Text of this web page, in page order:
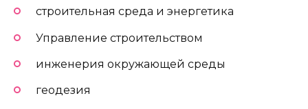
строительная среда и энергетика
Управление строительством
инженерия окружающей среды
геодезия